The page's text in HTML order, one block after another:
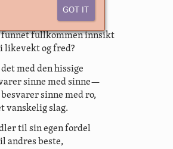
Got It
raseriet komme
ikke har aggresjon,
funnet fullkommen innsikt
likevekt og fred?
med den hissige
sinne med sinne—
besvarer sinne med ro,
vanskelig slag.
til sin egen fordel
andres beste,